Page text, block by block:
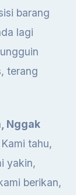
barang
lagi
terang
Nggak
Kami tahu,
yakin,
berikan,